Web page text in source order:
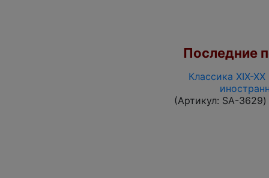
Последние
Классика XIX-
(Артикул: SA-3629)